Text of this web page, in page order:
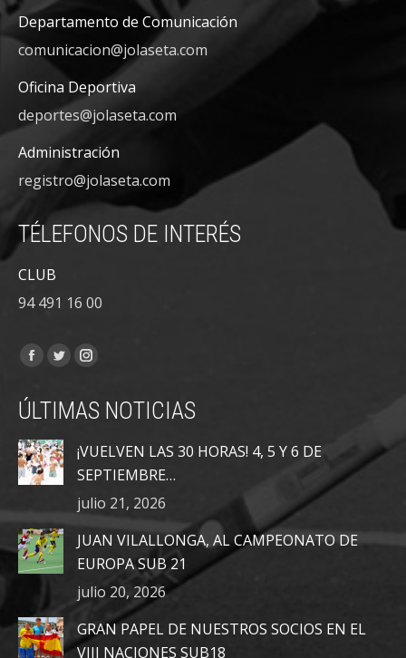
Departamento de Comunicación
comunicacion@jolaseta.com
Oficina Deportiva
deportes@jolaseta.com
Administración
registro@jolaseta.com
TÉLEFONOS DE INTERÉS
CLUB
94 491 16 00
Encuéntranos en:
Facebook
opens
in
new
window
Twitter
opens
in
new
window
Instagram
opens
new
window
ÚLTIMAS NOTICIAS
¡VUELVEN LAS 30 HORAS! 4, 5 Y 6 DE
SEPTIEMBRE…
julio 21, 2026
JUAN VILALLONGA, AL CAMPEONATO DE
EUROPA SUB 21
julio 20, 2026
GRAN PAPEL DE NUESTROS SOCIOS EN EL
VIII NACIONES SUB18